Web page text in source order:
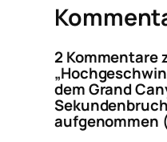
2 Kommentare
dem Grand
aufgenommen